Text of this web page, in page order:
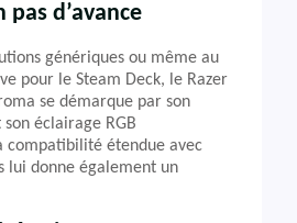
pas d’avance
génériques ou même au
pour le Steam Deck, le Razer
se démarque par son
éclairage RGB
compatibilité étendue avec
lui donne également un